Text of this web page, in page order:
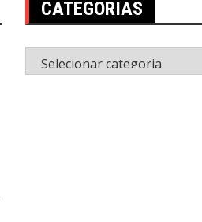
CATEGORIAS
Categorias